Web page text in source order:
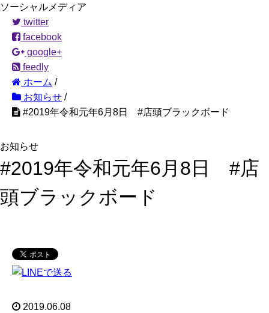
ソーシャルメディア
twitter
facebook
google+
feedly
ホーム /
お知らせ /
#2019年令和元年6月8日 #店頭ブラックボード
お知らせ
#2019年令和元年6月8日 #店
頭ブラックボード
2019.06.08